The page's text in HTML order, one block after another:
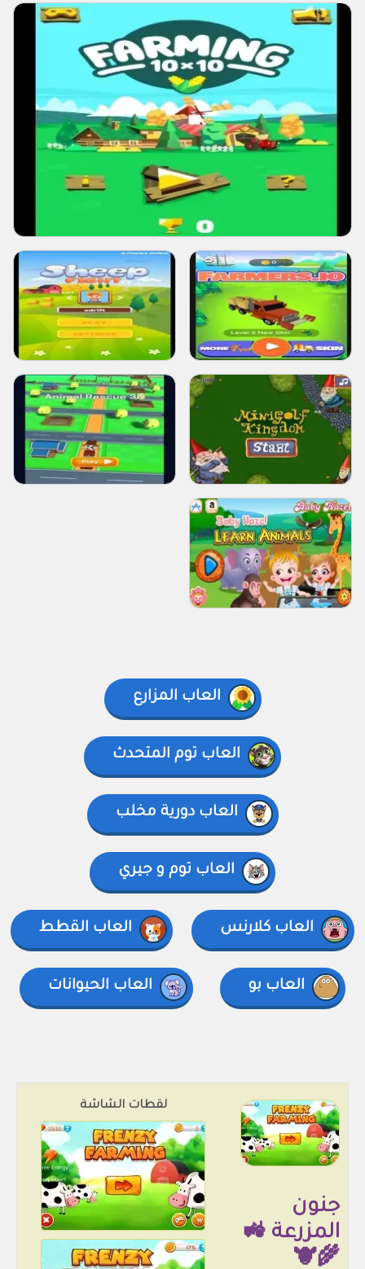
العاب المزارع
العاب توم المتحدث
العاب دورية مخلب
العاب توم و جيري
العاب كلارنس العاب القطط
العاب بو العاب الحيوانات
لقطات الشاشة
جنون
المزرعة 🚜
🌾🐮